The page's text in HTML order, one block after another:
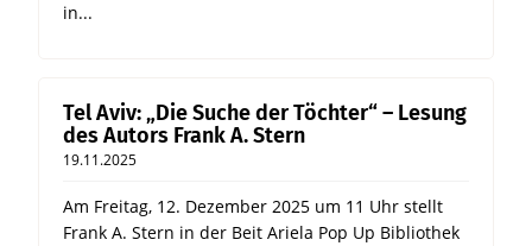
in...
Tel Aviv: „Die Suche der Töchter“ – Lesung
des Autors Frank A. Stern
19.11.2025
Am Freitag, 12. Dezember 2025 um 11 Uhr stellt
Frank A. Stern in der Beit Ariela Pop Up Bibliothek